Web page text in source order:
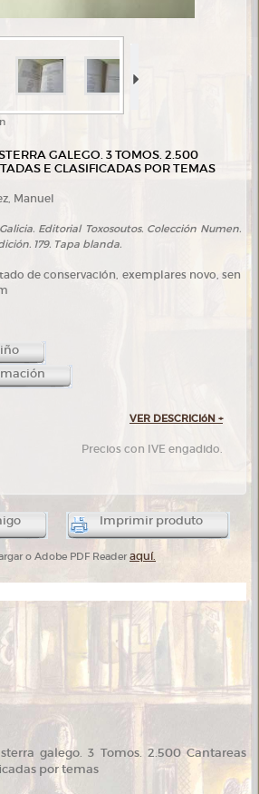
GALEGO. 3 TOMOS. 2.500
E CLASIFICADAS POR TEMAS
Manuel
Editorial Toxosoutos. Colección Numen.
179. Tapa blanda.
de conservación, exemplares novo, sen
VER DESCRICIóN +
Precios con IVE engadido.
Imprimir produto
o Adobe PDF Readeraquí.
galego. 3 Tomos. 2.500 Cantareas
por temas